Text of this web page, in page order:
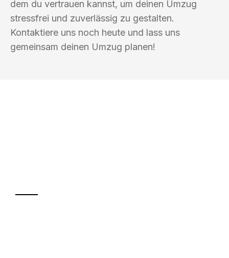
dem du vertrauen kannst, um deinen Umzug
stressfrei und zuverlässig zu gestalten.
Kontaktiere uns noch heute und lass uns
gemeinsam deinen Umzug planen!